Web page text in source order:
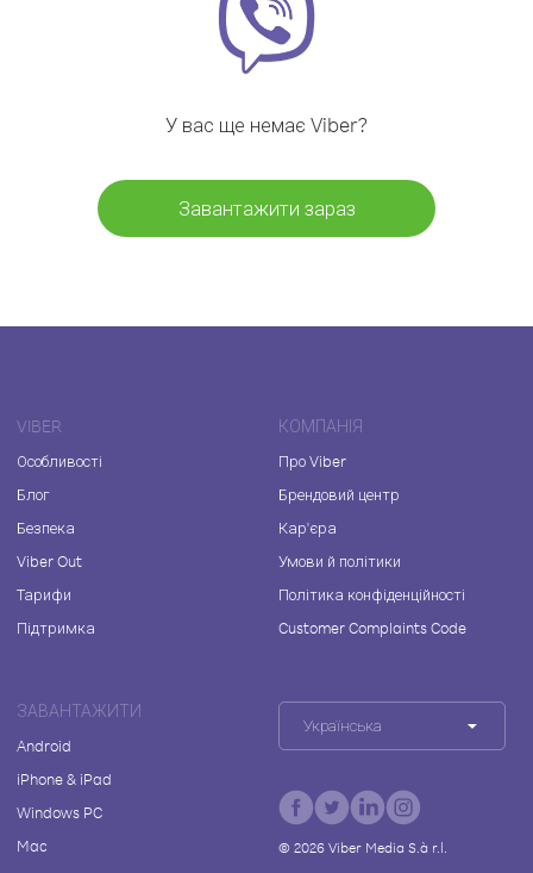
У вас ще немає Viber?
Завантажити зараз
VIBER
Особливості
Блог
Безпека
Viber Out
Тарифи
Підтримка
КОМПАНІЯ
Про Viber
Брендовий центр
Кар'єра
Умови й політики
Політика конфіденційності
Customer Complaints Code
ЗАВАНТАЖИТИ
Android
iPhone & iPad
Windows PC
Mac
Українська
© 2026Viber Media S.à r.l.